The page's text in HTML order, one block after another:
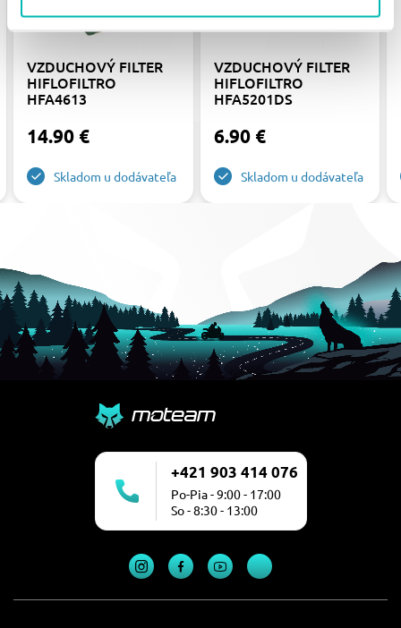
VZDUCHOVÝ FILTER
HIFLOFILTRO
HFA4613
14.90 €
Skladom u dodávateľa
VZDUCHOVÝ FILTER
HIFLOFILTRO
HFA5201DS
6.90 €
Skladom u dodávateľa
+421 903 414 076
Po-Pia - 9:00 - 17:00
So - 8:30 - 13:00